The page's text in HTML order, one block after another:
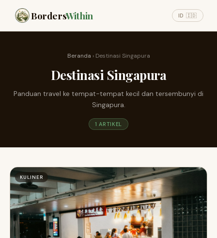
BordersWithin ID 🇮🇩
Beranda › Destinasi Singapura
Destinasi Singapura
Panduan travel ke tempat-tempat kecil dan tersembunyi di
Singapura.
1 ARTIKEL
KULINER